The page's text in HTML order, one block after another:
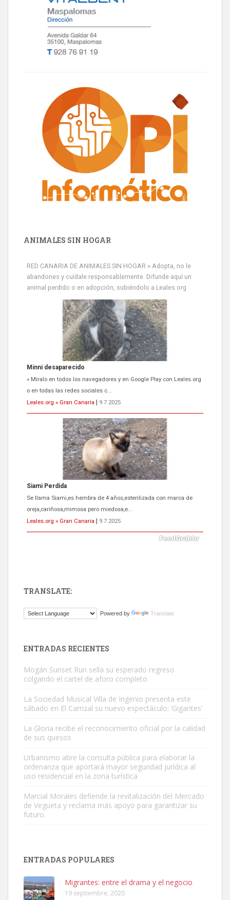
ANIMALES SIN HOGAR
RED CANARIA DE ANIMALES SIN HOGAR » Adopta, no le
abandones y cuídale responsablemente. Difunde aquí un
animal perdido o en adopción, subiéndolo a Leales.org
Siami Perdida
Se llama Siami,es hembra de 4 años,esterilizada con marca de
oreja,cariñosa,mimosa pero miedosa,e...
Leales.org » Gran Canaria | 9.7.2025
ADOPCIÓN URGENTE GATA TEROR GRAN CANARIA
El ayuntamiento se va a llevar a Los Gatos callejeros de la zona los
próximos días, ella incluida...
Leales.org » Gran Canaria | 9.7.2025
Este gato macho ha aparecido en la calle hace menos de un mes,
Busco adopción responsable para mi perra. Pastor alemán,
Leales.org » Gran Canaria | 6.7.2025
06/07/2025 ZONA MESA Y LOPEZ. ES MUY ASUSTADIZO
Leales.org » Gran Canaria
TRANSLATE:
Powered by Translate
ENTRADAS RECIENTES
Mogán Sunset Run sella su esperado regreso
colgando el cartel de aforo completo
La Sociedad Musical Villa de Ingenio presenta este
sábado en El Carrizal su nuevo espectáculo: ‘Gigantes’
La Gloria recibe el reconocimiento oficial por la calidad
de sus quesos
Urbanismo abre la consulta pública para elaborar la
ordenanza que aportará mayor seguridad jurídica al
uso residencial en la zona turística
Marcial Morales defiende la revitalización del Mercado
de Vegueta y reclama más apoyo para garantizar su
futuro.
ENTRADAS POPULARES
Migrantes: entre el drama y el negocio
19 septiembre, 2020